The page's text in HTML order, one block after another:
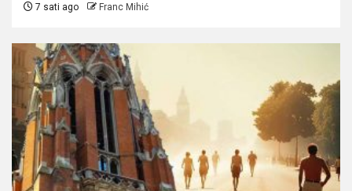
7 sati ago Franc Mihić